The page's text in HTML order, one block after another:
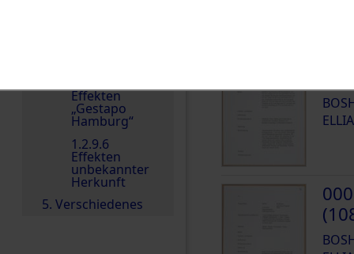
Effekten
„Gestapo
Hamburg“
1.2.9.6
Effekten
unbekannter
Herkunft
5. Verschiedenes
ELLIA